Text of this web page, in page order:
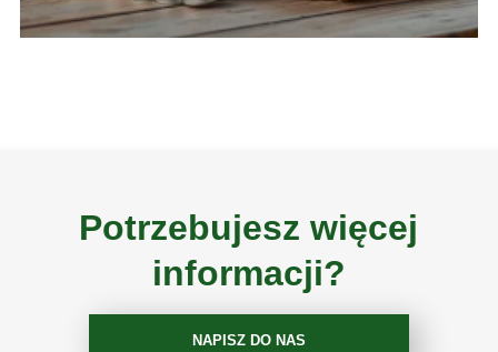
Potrzebujesz więcej
informacji?
NAPISZ DO NAS